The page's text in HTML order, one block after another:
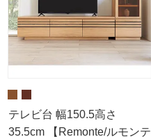
テレビ台 幅150.5高さ
35.5cm 【Remonte/ルモンテ